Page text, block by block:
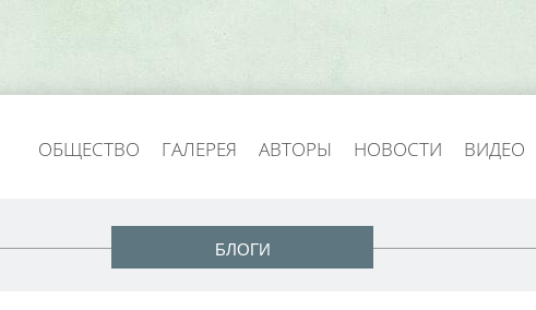
ОБЩЕСТВО ГАЛЕРЕЯ АВТОРЫ НОВОСТИ ВИДЕО
БЛОГИ